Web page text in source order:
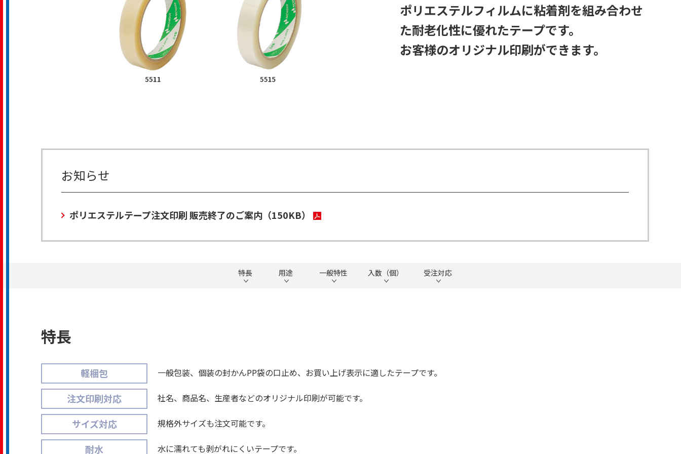
ポリエステルフィルムに粘着剤を組み合わせ
た耐老化性に優れたテープです。
お客様のオリジナル印刷ができます。
お知らせ
ポリエステルテープ注文印刷 販売終了のご案内 （150KB）
特長 用途 一般特性 入数（個） 受注対応
特長
軽梱包 一般包装、個装の封かんPP袋の口止め、お買い上げ表示に適したテープです。
注文印刷対応 社名、商品名、生産者などのオリジナル印刷が可能です。
サイズ対応 規格外サイズも注文可能です。
耐水 水に濡れても剥がれにくいテープです。